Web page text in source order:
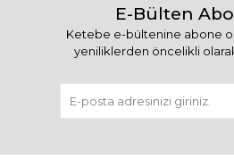
E-Bülten
Ketebe e-bültenine abone
yeniliklerden öncelikli